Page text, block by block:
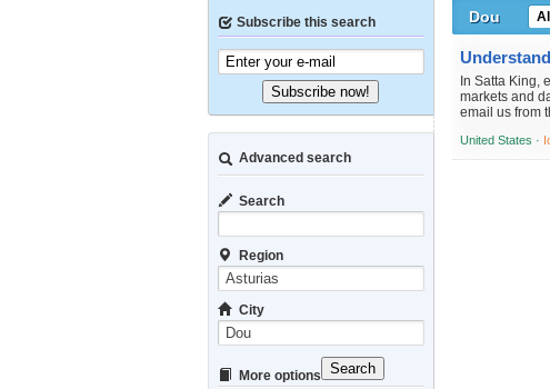
Dou
In Satta King,
markets and
email us from
United States ·
Subscribe this search
Subscribe now!
Advanced search
Search
Region
City
More options Search